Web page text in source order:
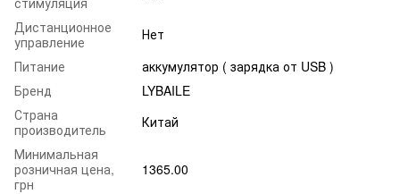
Дистанционное
управление
Нет
Питание
аккумулятор ( зарядка от USB )
Бренд
LYBAILE
Страна
производитель
Китай
Минимальная
розничная цена,
грн
1365.00